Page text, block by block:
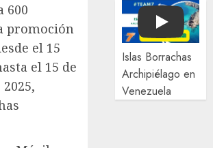
600
promoción
el 15
el 15 de
Play
Islas Borrachas
Archipiélago en
Venezuela